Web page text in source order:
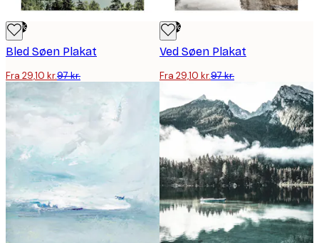
-70%
Bled Søen Plakat
Fra 29,10 kr.97 kr.
-70%
Ved Søen Plakat
Fra 29,10 kr.97 kr.